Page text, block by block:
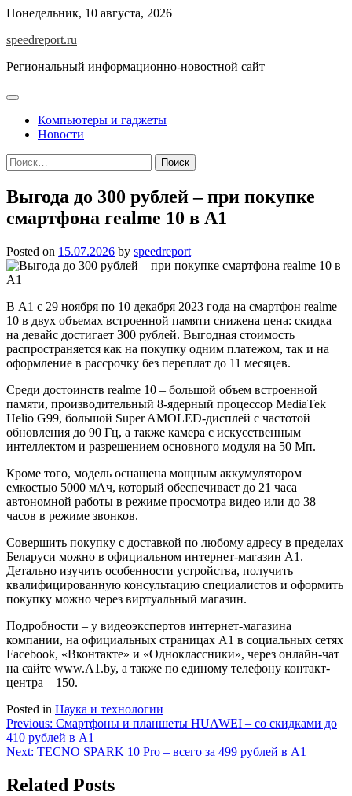
Skip
content
Понедельник, 10 августа, 2026
speedreport.ru
Региональный информационно-новостной сайт
Компьютеры и гаджеты
Новости
Найти:
Выгода до 300 рублей – при покупке
смартфона realme 10 в А1
Posted on 15.07.2026 by speedreport
В А1 с 29 ноября по 10 декабря 2023 года на смартфон realme
10 в двух объемах встроенной памяти снижена цена: скидка
на девайс достигает 300 рублей. Выгодная стоимость
распространяется как на покупку одним платежом, так и на
оформление в рассрочку без переплат до 11 месяцев.
Среди достоинств realme 10 – большой объем встроенной
памяти, производительный 8-ядерный процессор MediaTek
Helio G99, большой Super AMOLED-дисплей с частотой
обновления до 90 Гц, а также камера с искусственным
интеллектом и разрешением основного модуля на 50 Мп.
Кроме того, модель оснащена мощным аккумулятором
емкостью 5000 мАч, который обеспечивает до 21 часа
автономной работы в режиме просмотра видео или до 38
часов в режиме звонков.
Совершить покупку с доставкой по любому адресу в пределах
Беларуси можно в официальном интернет-магазин А1.
Детально изучить особенности устройства, получить
квалифицированную консультацию специалистов и оформить
покупку можно через виртуальный магазин.
Подробности – у видеоэкспертов интернет-магазина
компании, на официальных страницах A1 в социальных сетях
Facebook, «Вконтакте» и «Одноклассники», через онлайн-чат
на сайте www.A1.by, а также по единому телефону контакт-
центра – 150.
Posted in Наука и технологии
Навигация
по
Previous: Смартфоны и планшеты HUAWEI – со скидками до
410 рублей в А1
Next: TECNO SPARK 10 Pro – всего за 499 рублей в А1
Related Posts